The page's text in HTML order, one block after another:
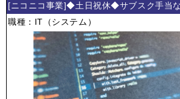
[ニコニコ事業]◆土日祝休◆サブスク手当
職種：IT（システム）